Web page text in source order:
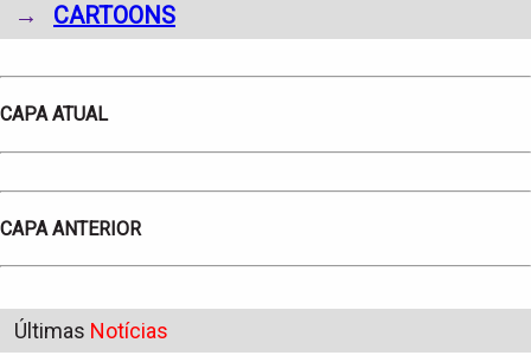
→ CARTOONS
CAPA ATUAL
CAPA ANTERIOR
Últimas Notícias